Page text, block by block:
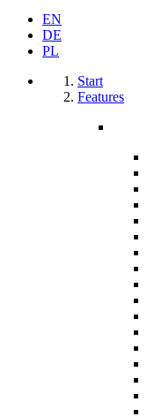
EN
DE
PL
Start
Features